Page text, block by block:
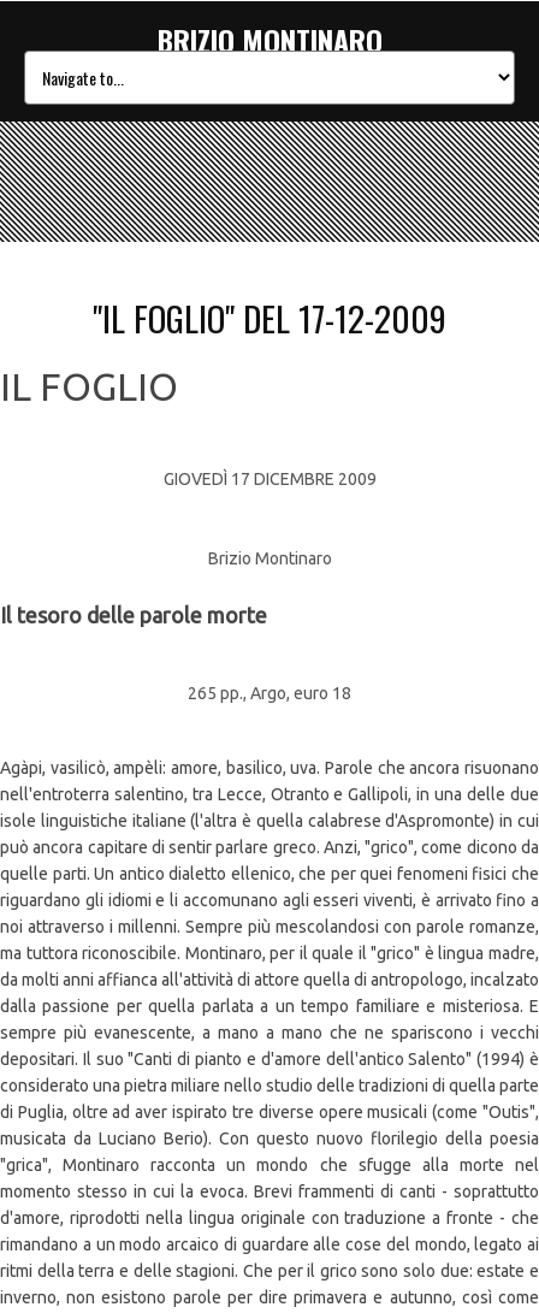
BRIZIO MONTINARO
"IL FOGLIO" DEL 17-12-2009
IL FOGLIO
GIOVEDÌ 17 DICEMBRE 2009
Brizio Montinaro
Il tesoro delle parole morte
265 pp., Argo, euro 18
Agàpi, vasilicò, ampèli: amore, basilico, uva. Parole che ancora risuonano
nell'entroterra salentino, tra Lecce, Otranto e Gallipoli, in una delle due
isole linguistiche italiane (l'altra è quella calabrese d'Aspromonte) in cui
può ancora capitare di sentir parlare greco. Anzi, "grico", come dicono da
quelle parti. Un antico dialetto ellenico, che per quei fenomeni fisici che
riguardano gli idiomi e li accomunano agli esseri viventi, è arrivato fino a
noi attraverso i millenni. Sempre più mescolandosi con parole romanze,
ma tuttora riconoscibile. Montinaro, per il quale il "grico" è lingua madre,
da molti anni affianca all'attività di attore quella di antropologo, incalzato
dalla passione per quella parlata a un tempo familiare e misteriosa. E
sempre più evanescente, a mano a mano che ne spariscono i vecchi
depositari. Il suo "Canti di pianto e d'amore dell'antico Salento" (1994) è
considerato una pietra miliare nello studio delle tradizioni di quella parte
di Puglia, oltre ad aver ispirato tre diverse opere musicali (come "Outis",
musicata da Luciano Berio). Con questo nuovo florilegio della poesia
"grica", Montinaro racconta un mondo che sfugge alla morte nel
momento stesso in cui la evoca. Brevi frammenti di canti - soprattutto
d'amore, riprodotti nella lingua originale con traduzione a fronte - che
rimandano a un modo arcaico di guardare alle cose del mondo, legato ai
ritmi della terra e delle stagioni. Che per il grico sono solo due: estate e
inverno, non esistono parole per dire primavera e autunno, così come